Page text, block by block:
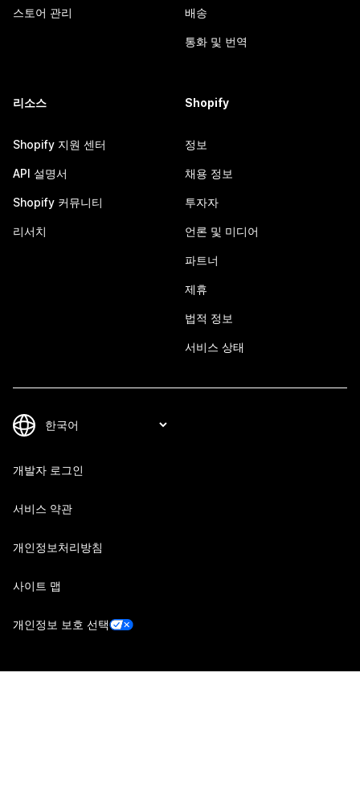
스토어 관리 배송
통화 및 번역
리소스
Shopify 지원 센터
API 설명서
Shopify 커뮤니티
리서치
Shopify
정보
채용 정보
투자자
언론 및 미디어
파트너
제휴
법적 정보
서비스 상태
개발자 로그인
서비스 약관
개인정보처리방침
사이트 맵
개인정보 보호 선택